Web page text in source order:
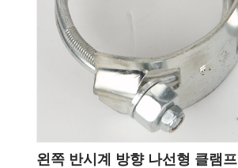
왼쪽 반시계 방향 나선형 클램프